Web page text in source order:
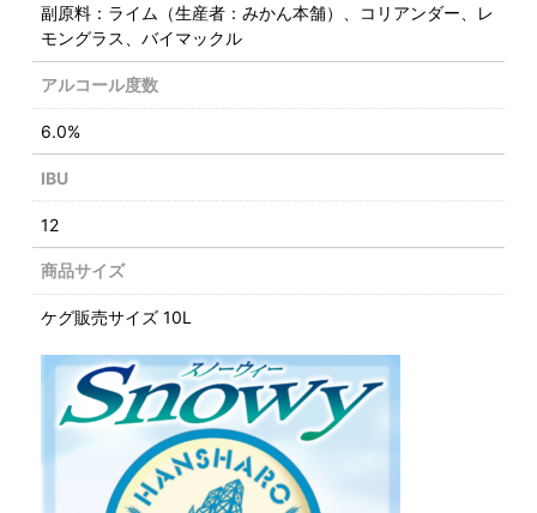
副原料：ライム（生産者：みかん本舗）、コリアンダー、レ
モングラス、バイマックル
アルコール度数
6.0%
IBU
12
商品サイズ
ケグ販売サイズ 10L